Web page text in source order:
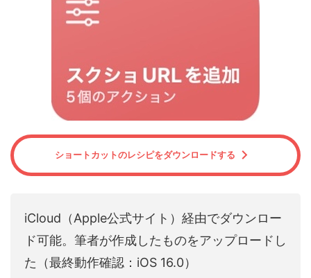
ショートカットのレシピをダウンロードする
iCloud（Apple公式サイト）経由でダウンロー
ド可能。筆者が作成したものをアップロードし
た（最終動作確認：iOS 16.0）